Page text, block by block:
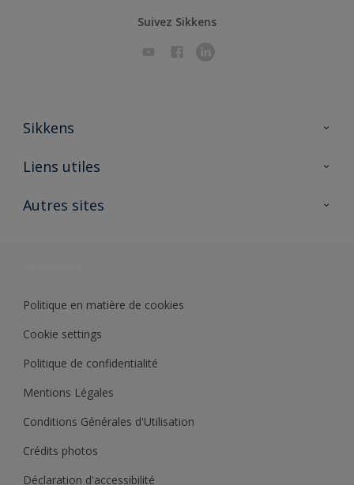
Suivez Sikkens
Sikkens
A propos de Sikkens
Liens utiles
Ouvrir un magasin PASS
Autres sites
Politique en matière de cookies
Cookie settings
Politique de confidentialité
Mentions Légales
Conditions Générales d'Utilisation
Crédits photos
Déclaration d'accessibilité